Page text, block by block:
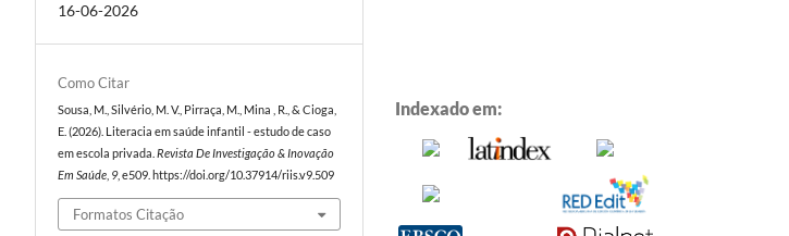
16-06-2026
Como Citar
Sousa, M., Silvério, M. V., Pirraça, M., Mina , R., & Cioga,
E. (2026). Literacia em saúde infantil - estudo de caso
em escola privada.Revista De Investigação & Inovação
Em Saúde 9, e509. https://doi.org/10.37914/riis.v9.509
Formatos Citação
Indexado em: